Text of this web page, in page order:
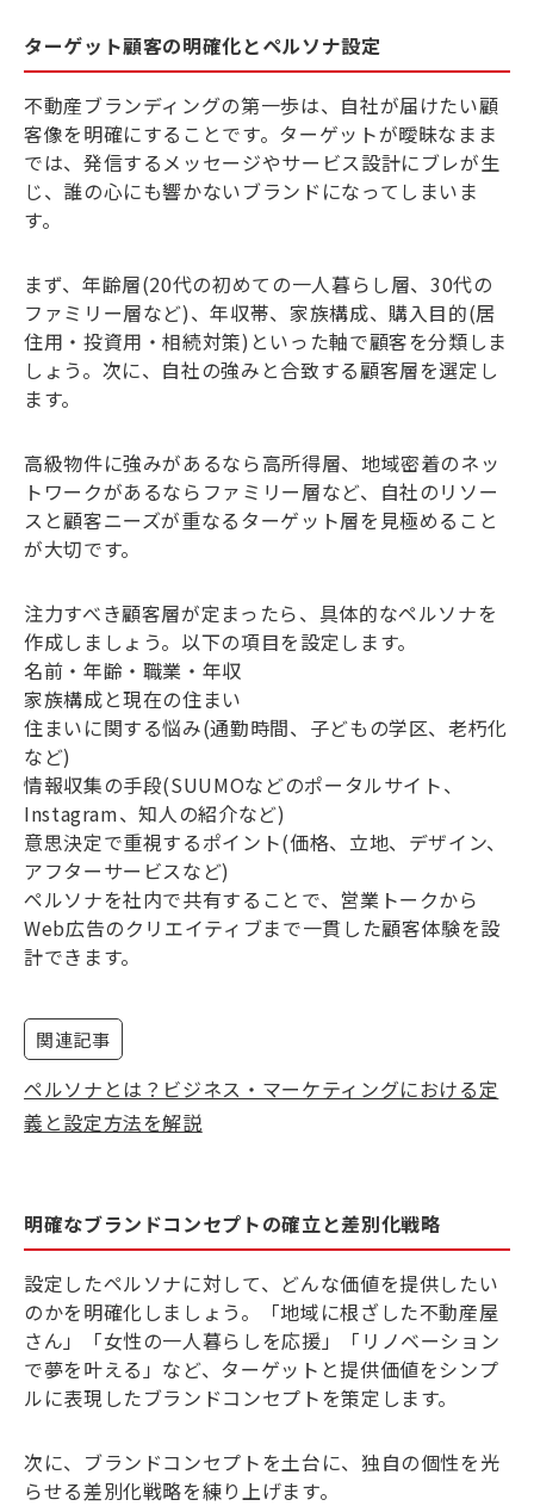
ターゲット顧客の明確化とペルソナ設定
不動産ブランディングの第一歩は、自社が届けたい顧
客像を明確にすることです。ターゲットが曖昧なまま
では、発信するメッセージやサービス設計にブレが生
じ、誰の心にも響かないブランドになってしまいま
す。
まず、年齢層(20代の初めての一人暮らし層、30代の
ファミリー層など)、年収帯、家族構成、購入目的(居
住用・投資用・相続対策)といった軸で顧客を分類しま
しょう。次に、自社の強みと合致する顧客層を選定し
ます。
高級物件に強みがあるなら高所得層、地域密着のネッ
トワークがあるならファミリー層など、自社のリソー
スと顧客ニーズが重なるターゲット層を見極めること
が大切です。
注力すべき顧客層が定まったら、具体的なペルソナを
作成しましょう。以下の項目を設定します。
名前・年齢・職業・年収
家族構成と現在の住まい
住まいに関する悩み(通勤時間、子どもの学区、老朽化
など)
情報収集の手段(SUUMOなどのポータルサイト、
Instagram、知人の紹介など)
意思決定で重視するポイント(価格、立地、デザイン、
アフターサービスなど)
ペルソナを社内で共有することで、営業トークから
Web広告のクリエイティブまで一貫した顧客体験を設
計できます。
関連記事
ペルソナとは？ビジネス・マーケティングにおける定
義と設定方法を解説
明確なブランドコンセプトの確立と差別化戦略
設定したペルソナに対して、どんな価値を提供したい
のかを明確化しましょう。「地域に根ざした不動産屋
さん」「女性の一人暮らしを応援」「リノベーション
で夢を叶える」など、ターゲットと提供価値をシンプ
ルに表現したブランドコンセプトを策定します。
次に、ブランドコンセプトを土台に、独自の個性を光
らせる差別化戦略を練り上げます。